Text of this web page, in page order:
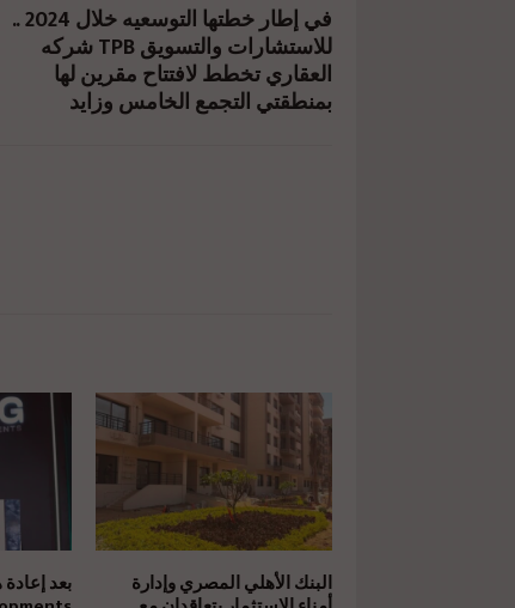
" href="#">
في إطار خطتها التوسعيه خلال 2024 ..
شركه TPB للاستشارات والتسويق
العقاري تخطط لافتتاح مقرين لها
بمنطقتي التجمع الخامس وزايد
البنك الأهلي المصري وإدارة